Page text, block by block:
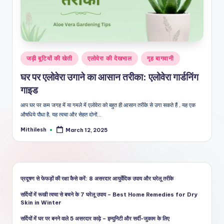
ली
का
भरो
सेमं
द
स्रो
त
Posted
in
जड़ी बूटियों की खेती एलोवेरा की देखभाल गृह बागवानी
घर पर एलोवेरा उगाने का आसान तरीका: एलोवेरा गार्डनिंग
गाइड
आप घर पर कम जगह में या गमले में एलोवेरा को बहुत ही आसान तरीके से उगा सकते हैं , यह एक
औषधिये पौधा है, यह त्वचा और सेहत दोनों…
Posted
Mithilesh March 12, 2025
प्रदूषण से फेफड़ों की रक्षा कैसे करें: 8 असरदार आयुर्वेदिक उपाय और घरेलू तरीके
सर्दियों में रूखी त्वचा से बचने के 7 घरेलू उपाय – Best Home Remedies for Dry
Skin in Winter
सर्दियों में घर पर बनने वाले 5 असरदार काढ़े – इम्युनिटी और सर्दी-जुकाम के लिए